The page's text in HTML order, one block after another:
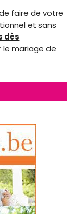
faire de votre
et sans
dès
mariage de